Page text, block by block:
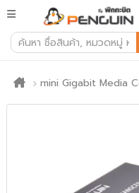
mini Gigabit Media